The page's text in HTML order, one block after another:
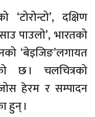
दक्षिण
पाउलो’, भारतको
‘बेइजिङ’लगायत
छ । चलचित्रको
हेरम र सम्पादन
हुन् ।